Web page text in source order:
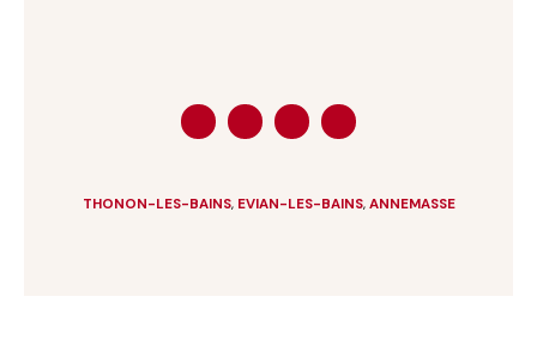
THONON-LES-BAINS, EVIAN-LES-BAINS, ANNEMASSE